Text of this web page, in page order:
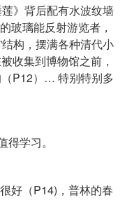
》背后配有水波纹墙
玻璃能反射游览者，
构，摆满各种清代小
收集到博物馆之前，
P12）… 特别特别多
学习。
好（P14)，普林的春